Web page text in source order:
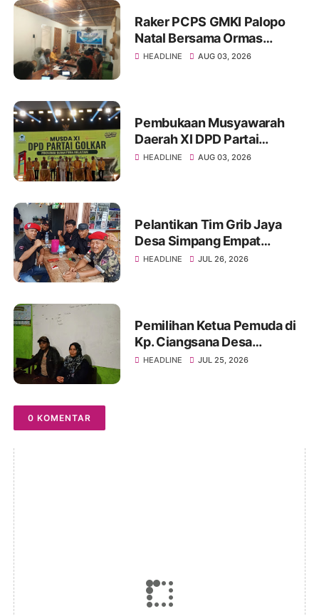
Raker PCPS GMKI Palopo
Natal Bersama Ormas
Kristen
HEADLINE AUG 03, 2026
Pembukaan Musyawarah
Daerah XI DPD Partai
Golongan Karya Provinsi
HEADLINE AUG 03, 2026
Pelantikan Tim Grib Jaya
Desa Simpang Empat
Asahan Berlangsung
HEADLINE JUL 26, 2026
Pemilihan Ketua Pemuda di
Kp. Ciangsana Desa
Sukamulya Kecamatan
HEADLINE JUL 25, 2026
0 KOMENTAR